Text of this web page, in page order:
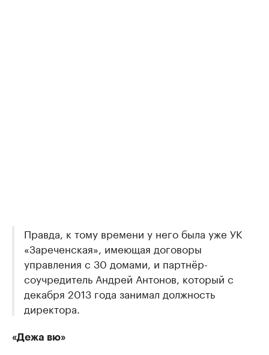
Правда, к тому времени у него была уже УК
«Зареченская», имеющая договоры
управления с 30 домами, и партнёр-
соучредитель Андрей Антонов, который с
декабря 2013 года занимал должность
директора.
«Дежа вю»